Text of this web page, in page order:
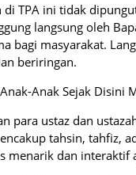
di TPA ini tidak
langsung oleh
bagi masyarakat.
beriringan.
Anak Sejak Disini
para ustaz dan
tahsin, tahfiz,
menarik dan interaktif